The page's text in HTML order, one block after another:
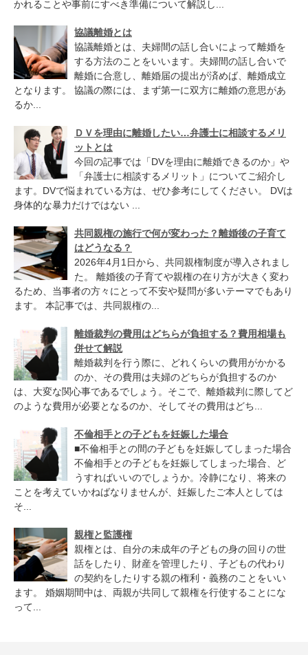
かれることや事前にすべき準備について解説し...
協議離婚とは
協議離婚とは、夫婦間の話し合いによって離婚を
する方法のことをいいます。夫婦間の話し合いで
離婚に合意し、離婚届の提出が済めば、離婚成立
となります。 協議の際には、まず第一に双方に離婚の意思があ
るか...
ＤＶを理由に離婚したい…弁護士に相談するメリ
ットとは
今回の記事では「DVを理由に離婚できるのか」や
「弁護士に相談するメリット」についてご紹介し
ます。DVで悩まれている方は、ぜひ参考にしてください。 DVは
身体的な暴力だけではない ...
共同親権の施行で何が変わった？離婚後の子育て
はどうなる？
2026年4月1日から、共同親権制度が導入されまし
た。 離婚後の子育てや親権の在り方が大きく変わ
るため、当事者の方々にとって不安や疑問が多いテーマでもあり
ます。 本記事では、共同親権の...
離婚裁判の費用はどちらが負担する？費用相場も
併せて解説
離婚裁判を行う際に、どれくらいの費用がかかる
のか、その費用は夫婦のどちらが負担するのか
は、大変な関心事であるでしょう。そこで、離婚裁判に際してど
のような費用が必要となるのか、そしてその費用はどち...
不倫相手との子どもを妊娠した場合
■不倫相手との間の子どもを妊娠してしまった場合
不倫相手との子どもを妊娠してしまった場合、ど
うすればいいのでしょうか。冷静になり、将来の
ことを考えていかねばなりませんが、妊娠したご本人としては
そ...
親権と監護権
親権とは、自分の未成年の子どもの身の回りの世
話をしたり、財産を管理したり、子どもの代わり
の契約をしたりする親の権利・義務のことをいい
ます。 婚姻期間中は、両親が共同して親権を行使することにな
って...